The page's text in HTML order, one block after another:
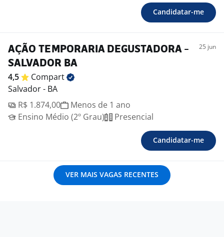
Candidatar-me
AÇÃO TEMPORARIA DEGUSTADORA -
SALVADOR BA
25 jun
4,5
Compart
Salvador - BA
R$ 1.874,00
Menos de 1 ano
Ensino Médio (2º Grau)
Presencial
Candidatar-me
VER MAIS VAGAS RECENTES